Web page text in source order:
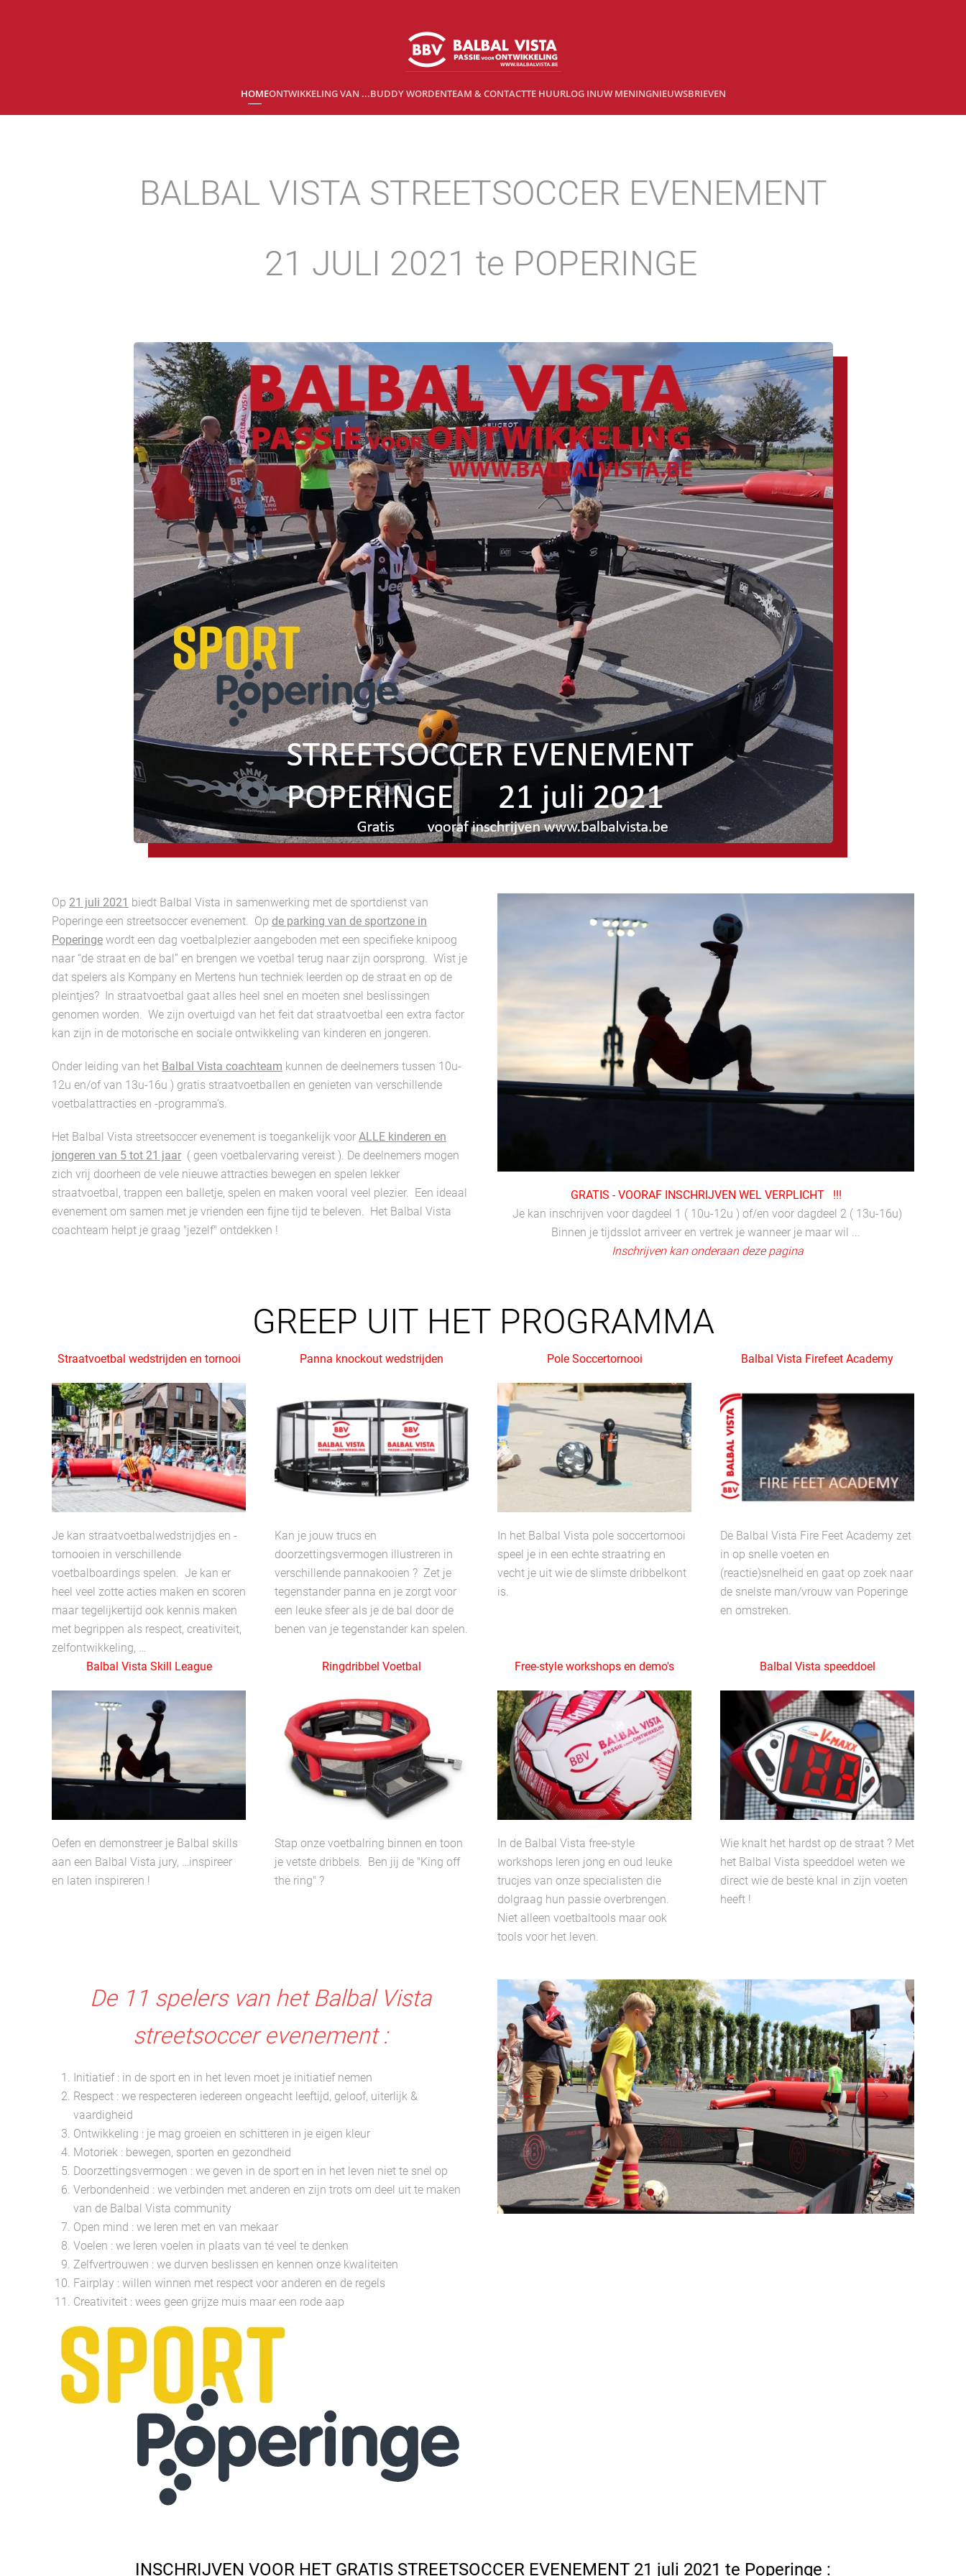
HOMEONTWIKKELING VAN ...BUDDY WORDENTEAM & CONTACTTE HUURLOG INUW MENINGNIEUWSBRIEVEN
BALBAL VISTA STREETSOCCER EVENEMENT
21 JULI 2021 te POPERINGE
Op 21 juli 2021 biedt Balbal Vista in samenwerking met de sportdienst van
Poperinge een streetsoccer evenement. Op de parking van de sportzone in
Poperinge wordt een dag voetbalplezier aangeboden met een specifieke knipoog
naar “de straat en de bal” en brengen we voetbal terug naar zijn oorsprong. Wist je
dat spelers als Kompany en Mertens hun techniek leerden op de straat en op de
pleintjes? In straatvoetbal gaat alles heel snel en moeten snel beslissingen
genomen worden. We zijn overtuigd van het feit dat straatvoetbal een extra factor
kan zijn in de motorische en sociale ontwikkeling van kinderen en jongeren.
Onder leiding van het Balbal Vista coachteam kunnen de deelnemers tussen 10u-
12u en/of van 13u-16u ) gratis straatvoetballen en genieten van verschillende
voetbalattracties en -programma’s.
Het Balbal Vista streetsoccer evenement is toegankelijk voor ALLE kinderen en
jongeren van 5 tot 21 jaar ( geen voetbalervaring vereist ). De deelnemers mogen
zich vrij doorheen de vele nieuwe attracties bewegen en spelen lekker
straatvoetbal, trappen een balletje, spelen en maken vooral veel plezier. Een ideaal
evenement om samen met je vrienden een fijne tijd te beleven. Het Balbal Vista
coachteam helpt je graag "jezelf" ontdekken !
GRATIS - VOORAF INSCHRIJVEN WEL VERPLICHT !!!
Je kan inschrijven voor dagdeel 1 ( 10u-12u ) of/en voor dagdeel 2 ( 13u-16u)
Binnen je tijdsslot arriveer en vertrek je wanneer je maar wil ...
Inschrijven kan onderaan deze pagina
GREEP UIT HET PROGRAMMA
Straatvoetbal wedstrijden en tornooi
Je kan straatvoetbalwedstrijdjes en -
tornooien in verschillende
voetbalboardings spelen. Je kan er
heel veel zotte acties maken en scoren
maar tegelijkertijd ook kennis maken
met begrippen als respect, creativiteit,
zelfontwikkeling, …
Panna knockout wedstrijden
Kan je jouw trucs en
doorzettingsvermogen illustreren in
verschillende pannakooien ? Zet je
tegenstander panna en je zorgt voor
een leuke sfeer als je de bal door de
benen van je tegenstander kan spelen.
Pole Soccertornooi
In het Balbal Vista pole soccertornooi
speel je in een echte straatring en
vecht je uit wie de slimste dribbelkont
is.
Balbal Vista Firefeet Academy
De Balbal Vista Fire Feet Academy zet
in op snelle voeten en
(reactie)snelheid en gaat op zoek naar
de snelste man/vrouw van Poperinge
en omstreken.
Balbal Vista Skill League
Oefen en demonstreer je Balbal skills
aan een Balbal Vista jury, …inspireer
en laten inspireren !
Ringdribbel Voetbal
Stap onze voetbalring binnen en toon
je vetste dribbels. Ben jij de "King off
the ring" ?
Free-style workshops en demo's
In de Balbal Vista free-style
workshops leren jong en oud leuke
trucjes van onze specialisten die
dolgraag hun passie overbrengen.
Niet alleen voetbaltools maar ook
tools voor het leven.
Balbal Vista speeddoel
Wie knalt het hardst op de straat ? Met
het Balbal Vista speeddoel weten we
direct wie de beste knal in zijn voeten
heeft !
De 11 spelers van het Balbal Vista
streetsoccer evenement :
Initiatief : in de sport en in het leven moet je initiatief nemen
Respect : we respecteren iedereen ongeacht leeftijd, geloof, uiterlijk &
vaardigheid
Ontwikkeling : je mag groeien en schitteren in je eigen kleur
Motoriek : bewegen, sporten en gezondheid
Doorzettingsvermogen : we geven in de sport en in het leven niet te snel op
Verbondenheid : we verbinden met anderen en zijn trots om deel uit te maken
van de Balbal Vista community
Open mind : we leren met en van mekaar
Voelen : we leren voelen in plaats van té veel te denken
Zelfvertrouwen : we durven beslissen en kennen onze kwaliteiten
Fairplay : willen winnen met respect voor anderen en de regels
Creativiteit : wees geen grijze muis maar een rode aap
INSCHRIJVEN VOOR HET GRATIS STREETSOCCER EVENEMENT 21 juli 2021 te Poperinge :